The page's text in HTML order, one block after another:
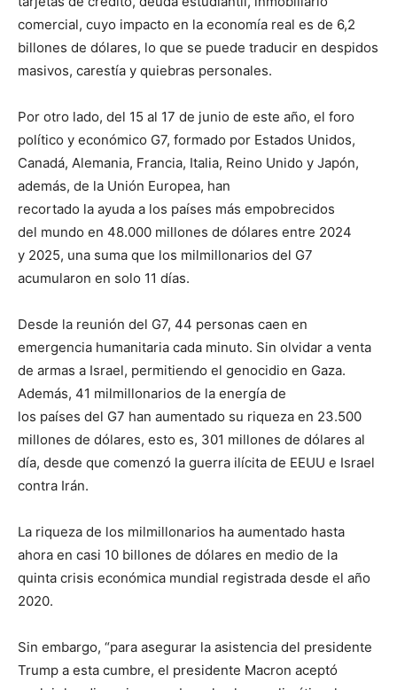
comercial, cuyo impacto en la economía real es de 6,2
billones de dólares, lo que se puede traducir en despidos
masivos, carestía y quiebras personales.
Por otro lado, del 15 al 17 de junio de este año, el foro
político y económico G7, formado por Estados Unidos,
Canadá, Alemania, Francia, Italia, Reino Unido y Japón,
además, de la Unión Europea, han
recortado la ayuda a los países más empobrecidos
del mundo en 48.000 millones de dólares entre 2024
y 2025, una suma que los milmillonarios del G7
acumularon en solo 11 días.
Desde la reunión del G7, 44 personas caen en
emergencia humanitaria cada minuto. Sin olvidar a venta
de armas a Israel, permitiendo el genocidio en Gaza.
Además, 41 milmillonarios de la energía de
los países del G7 han aumentado su riqueza en 23.500
millones de dólares, esto es, 301 millones de dólares al
día, desde que comenzó la guerra ilícita de EEUU e Israel
contra Irán.
La riqueza de los milmillonarios ha aumentado hasta
ahora en casi 10 billones de dólares en medio de la
quinta crisis económica mundial registrada desde el año
2020.
Sin embargo, “para asegurar la asistencia del presidente
Trump a esta cumbre, el presidente Macron aceptó